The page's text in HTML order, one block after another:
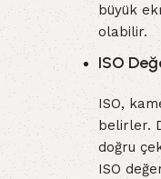
büyük
olabilir.
ISO
ISO,
belirler.
doğru
ISO